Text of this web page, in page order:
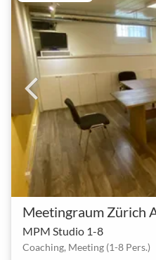
Meetingraum Zürich
MPM Studio 1-8
Coaching, Meeting (1-8 Pers.)